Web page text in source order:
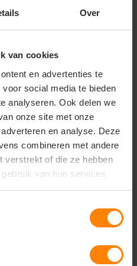
Over
van cookies
en advertenties te
social media te bieden
analyseren. Ook delen we
onze site met onze
en analyse. Deze
combineren met andere
verstrekt of die ze hebben
van hun services.
polyester
ritstrekkers
mouwen en zoom
fleece